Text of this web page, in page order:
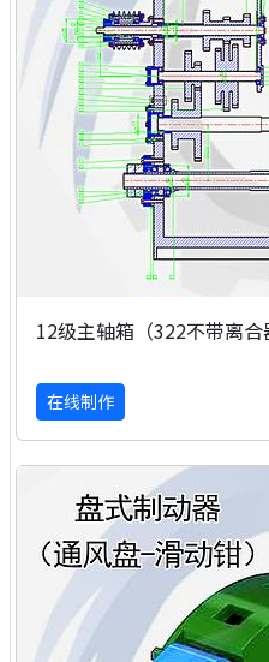
12级主轴箱（322不带离合
在线制作